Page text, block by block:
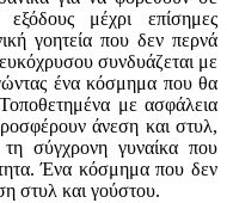
μέχρι επίσημες
γοητεία που δεν περνά
συνδυάζεται με
ένα κόσμημα που θα
με ασφάλεια
άνεση και στυλ,
τη σύγχρονη γυναίκα που
Ένα κόσμημα που δεν
στυλ και γούστου.